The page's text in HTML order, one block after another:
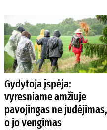
Gydytoja įspėja:
vyresniame amžiuje
pavojingas ne judėjimas,
o jo vengimas